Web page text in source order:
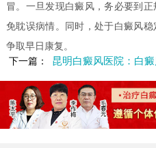
冒。一旦发现白癜风，务必要到
免耽误病情。同时，处于白癜风
争取早日康复。
下一篇：
昆明白癜风医院：白癜